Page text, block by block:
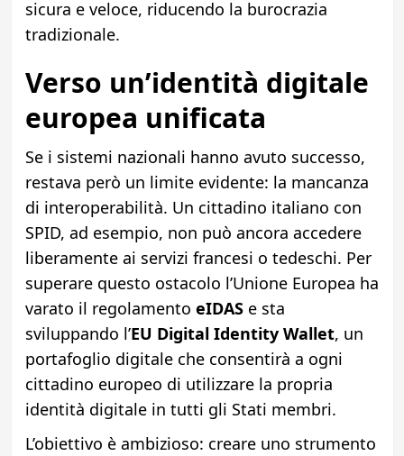
sicura e veloce, riducendo la burocrazia
tradizionale.
Verso un’identità digitale
europea unificata
Se i sistemi nazionali hanno avuto successo,
restava però un limite evidente: la mancanza
di interoperabilità. Un cittadino italiano con
SPID, ad esempio, non può ancora accedere
liberamente ai servizi francesi o tedeschi. Per
superare questo ostacolo l’Unione Europea ha
varato il regolamento eIDASe sta
sviluppando l’EU Digital Identity Wallet, un
portafoglio digitale che consentirà a ogni
cittadino europeo di utilizzare la propria
identità digitale in tutti gli Stati membri.
L’obiettivo è ambizioso: creare uno strumento